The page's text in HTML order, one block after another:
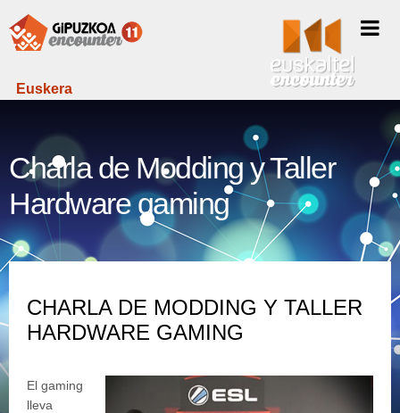
Euskera
Charla de Modding y Taller
Hardware gaming
CHARLA DE MODDING Y TALLER
HARDWARE GAMING
El gaming
lleva